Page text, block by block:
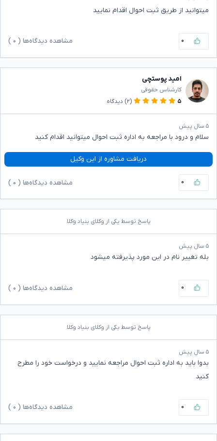
میتوانید از طریق ثبت احوال اقدام نمایید
۰ مشاهده دیدگاه‌ها ( ۰
امید پوستچی
کارشناس حقوقی
۵
(۲) دیدگاه
۵ سال پیش
سلام و درود با مراجعه به اداره ثبت احوال میتوانید اقدام کنید
دریافت مشاوره از این وکیل
۰ مشاهده دیدگاه‌ها ( ۰
پاسخ توسط یکی از وکلای بنیاد وکلا
۵ سال پیش
بله تغییر نام در این مورد پذیرفته میشود
۰ مشاهده دیدگاه‌ها ( ۰
پاسخ توسط یکی از وکلای بنیاد وکلا
۵ سال پیش
بدوا باید به اداره ثبت احوال مراجعه نمایید و درخواست خود را مطرح
کنید
۰ مشاهده دیدگاه‌ها ( ۰